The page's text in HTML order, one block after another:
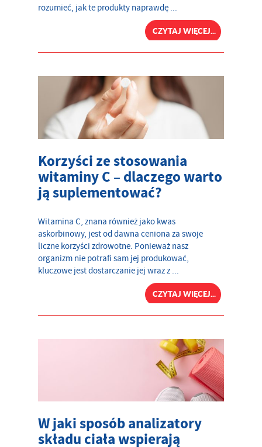
rozumieć, jak te produkty naprawdę ...
CZYTAJ WIĘCEJ...
Korzyści ze stosowania
witaminy C – dlaczego warto
ją suplementować?
Witamina C, znana również jako kwas
askorbinowy, jest od dawna ceniona za swoje
liczne korzyści zdrowotne. Ponieważ nasz
organizm nie potrafi sam jej produkować,
kluczowe jest dostarczanie jej wraz z ...
CZYTAJ WIĘCEJ...
W jaki sposób analizatory
składu ciała wspierają